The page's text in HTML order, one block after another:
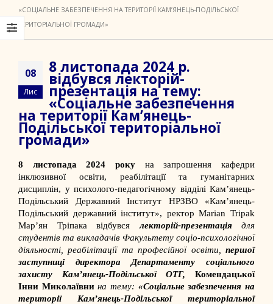
«СОЦІАЛЬНЕ ЗАБЕЗПЕЧЕННЯ НА ТЕРИТОРІЇ КАМ’ЯНЕЦЬ-ПОДІЛЬСЬКОЇ
ТЕРИТОРІАЛЬНОЇ ГРОМАДИ»
08
Лис
8 листопада 2024 р.
відбувся лекторій-
презентація на тему:
«Соціальне забезпечення
на території Кам’янець-
Подільської територіальної
громади»
8 листопада 2024 року на запрошення кафедри
інклюзивної освіти, реабілітації та гуманітарних
дисциплін, у психолого-педагогічному відділі Кам’янець-
Подільський Державний Інститут НРЗВО «Кам’янець-
Подільський державний інститут», ректорMarian Tripak
Мар’ян Тріпака відбувсялекторій-презентація для
студентів та викладачів Факультету соціо-психологічної
діяльності, реабілітації та професійної освіти,
першої
заступниці директора Департаменту соціального
захисту Кам’янець-Подільської ОТГ, Комендацької
Інни Миколаївни на тему: «Соціальне забезпечення на
території Кам’янець-Подільської територіальної